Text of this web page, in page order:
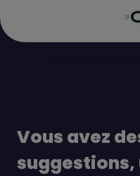
Vous avez
suggestions,